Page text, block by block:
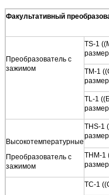
Факультативный
Преобразователь с
зажимом
TS-1
TM-1
TL-1
Высокотемпературные
Преобразователь с
зажимом
THS-1
THM-1
TC-1